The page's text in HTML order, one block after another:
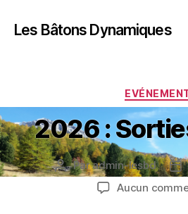
Les Bâtons Dynamiques
2026 :
Auteur
de
Paradmin-lesbd
de
Aucun